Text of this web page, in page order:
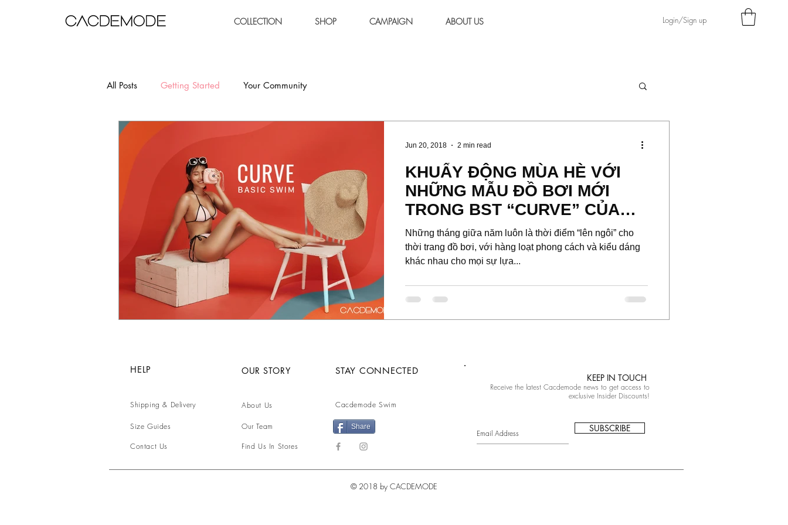
COLLECTION SHOP CAMPAIGN ABOUT US Login/Sign up
All Posts Getting Started Your Community
KHUẤY ĐỘNG MÙA HÈ VỚI
NHỮNG MẪU ĐỒ BƠI MỚI
TRONG BST “CURVE” CỦA
CACDEMODE
Những tháng giữa năm luôn là thời điểm “lên ngôi” cho
thời trang đồ bơi, với hàng loạt phong cách và kiểu dáng
khác nhau cho mọi sự lựa...
Jun 20, 2018 2 min read
HELP
Shipping & Delivery
Size Guides
Contact Us
OUR STORY STAY CONNECTED
About Us Cacdemode Swim
Our Team Share
Find Us In Stores
KEEP IN TOUCH
Receive the latest Cacdemode news to get access to
exclusive Insider Discounts!
SUBSCRIBE
© 2018 by CACDEMODE